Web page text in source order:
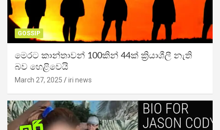
GOSSIP
මෙරට කාන්තාවන් 100කින් 44ක් ක්‍රියාශීලී නැති
බව හෙළිවෙයි
March 27, 2025 iri news